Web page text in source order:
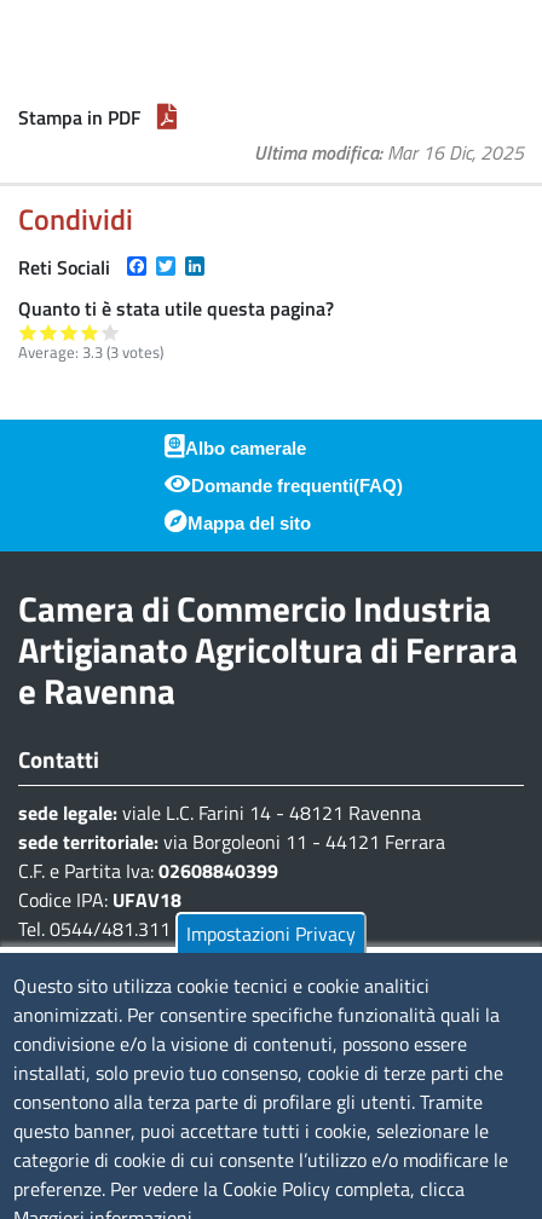
Stampa in PDF
Ultima modifica Mar 16 Dic, 2025
Condividi
Reti Sociali Facebook
Twitter
Quanto ti è stata utile questa pagina?
Average: 3.3(3votes)
Piè di pagina
Albo camerale
Domande frequenti(FAQ)
Mappa del sito
Camera di Commercio Industria
Artigianato Agricoltura di Ferrara
e Ravenna
Contatti
sede legale:viale L.C. Farini 14 - 48121 Ravenna
sede territoriale:via Borgoleoni 11 - 44121 Ferrara
C.F. e Partita Iva:02608840399
Codice IPA: UFAV18
Tel. 0544/481.311 - 0532/783.711
Pec:cciaa@pec.fera.camcom.it
Amministrazione Trasparente
Bandi di gara
Bilanci
Concorsi e selezioni
Procedimenti
Provvedimenti
Impostazioni Privacy
Questo sito utilizza cookie tecnici e cookie analitici
anonimizzati. Per consentire specifiche funzionalità quali la
condivisione e/o la visione di contenuti, possono essere
installati, solo previo tuo consenso, cookie di terze parti che
consentono alla terza parte di profilare gli utenti. Tramite
questo banner, puoi accettare tutti i cookie, selezionare le
categorie di cookie di cui consente l’utilizzo e/o modificare le
preferenze. Per vedere la Cookie Policy completa, clicca